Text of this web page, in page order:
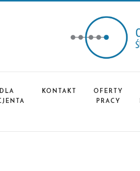
DLA
KONTAKT
OFERTY
PRACY